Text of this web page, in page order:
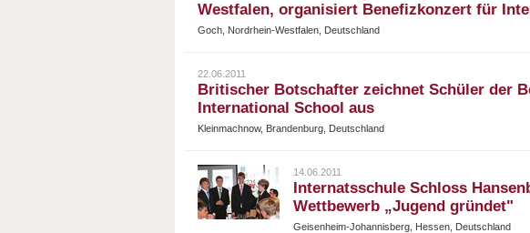
Westfalen, organisiert Benefizkonzert für
Goch, Nordrhein-Westfalen, Deutschland
22.06.2011
Britischer Botschafter zeichnet Schüler der
International School aus
Kleinmachnow, Brandenburg, Deutschland
14.06.2011
Internatsschule Schloss
Wettbewerb „Jugend gründet"
Geisenheim-Johannisberg, Hessen, Deutschland